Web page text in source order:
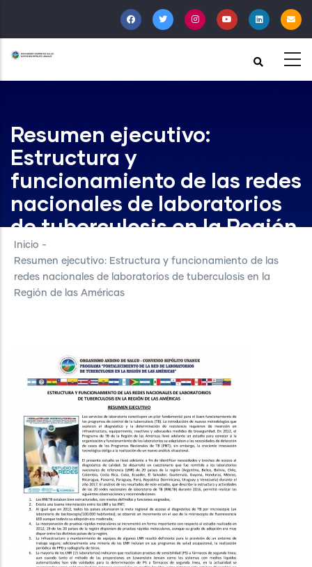
al
contenido
principal
Resumen ejecutivo:
Estructura y
funcionamiento de las redes
nacionales de laboratorios
de tuberculosis en la Región
de las Américas
Inicio -
Resumen ejecutivo: Estructura y funcionamiento de las
redes nacionales de laboratorios de tuberculosis en la
Región de las Américas